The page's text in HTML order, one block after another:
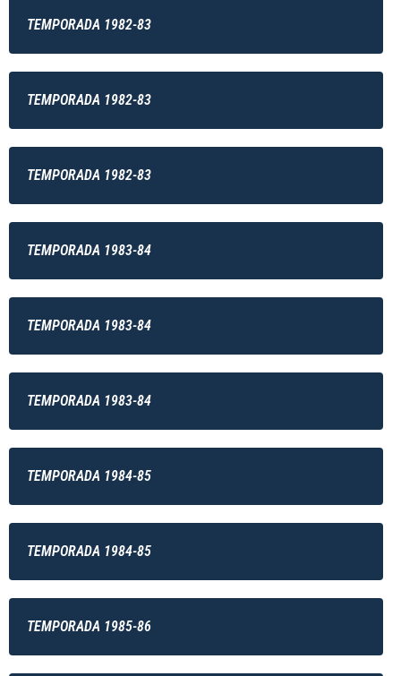
TEMPORADA 1982-83
TEMPORADA 1982-83
TEMPORADA 1982-83
TEMPORADA 1983-84
TEMPORADA 1983-84
TEMPORADA 1983-84
TEMPORADA 1984-85
TEMPORADA 1984-85
TEMPORADA 1985-86